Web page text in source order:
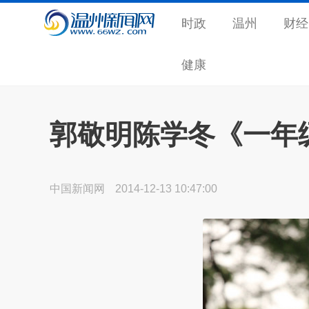
时政 温州 财经
健康
郭敬明陈学冬《一年
中国新闻网 2014-12-13 10:47:00